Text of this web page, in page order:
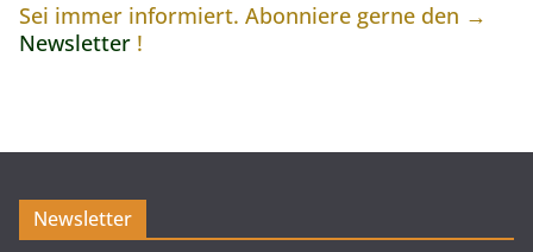
Sei immer informiert. Abonniere gerne den →
Newsletter !
Newsletter